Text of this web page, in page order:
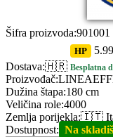
Šifra proizvoda:901001
Dostava:🇭🇷
HP
Besplatna
Proizvođač:
Dužina štapa:180 cm
Veličina role:4000
Zemlja porijekla:🇮🇹
Dostupnost: Na